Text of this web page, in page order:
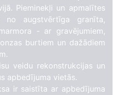
Pieminekļi un apmalītes
no augstvērtīga granīta,
- ar gravējumiem,
burtiem un dažādiem
veidu rekonstrukcijas un
apbedījuma vietās.
ir saistīta ar apbedījuma